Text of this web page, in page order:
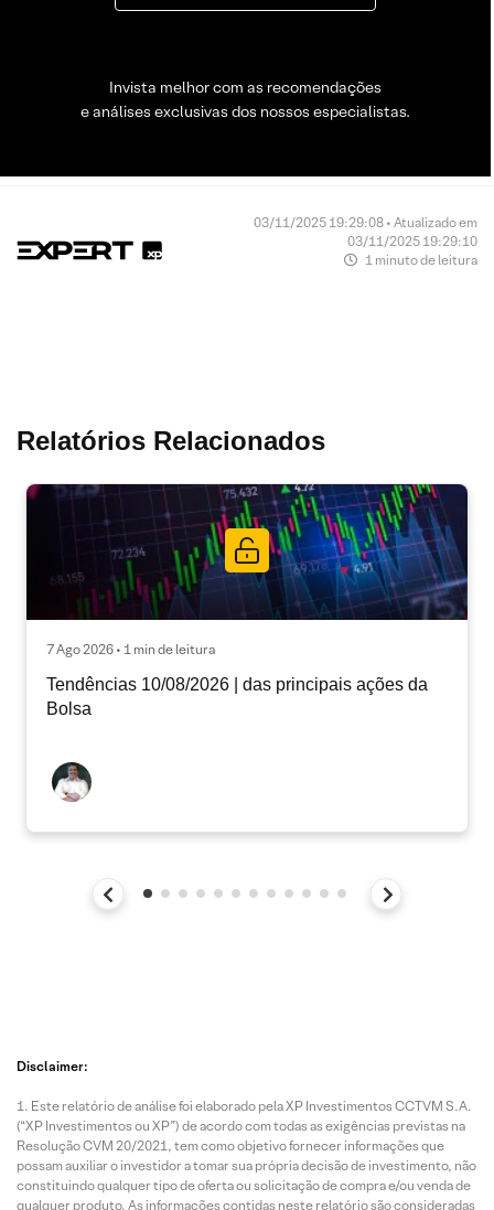
Invista melhor com as recomendações
e análises exclusivas dos nossos especialistas.
03/11/2025 19:29:08 • Atualizado em
03/11/2025 19:29:10
1 minuto de leitura
Relatórios Relacionados
7 Ago 2026 • 1 min de leitura
Tendências 10/08/2026 | das principais ações da
Bolsa
Disclaimer:
Este relatório de análise foi elaborado pela XP Investimentos CCTVM S.A.
(“XP Investimentos ou XP”) de acordo com todas as exigências previstas na
Resolução CVM 20/2021, tem como objetivo fornecer informações que
possam auxiliar o investidor a tomar sua própria decisão de investimento, não
constituindo qualquer tipo de oferta ou solicitação de compra e/ou venda de
qualquer produto. As informações contidas neste relatório são consideradas